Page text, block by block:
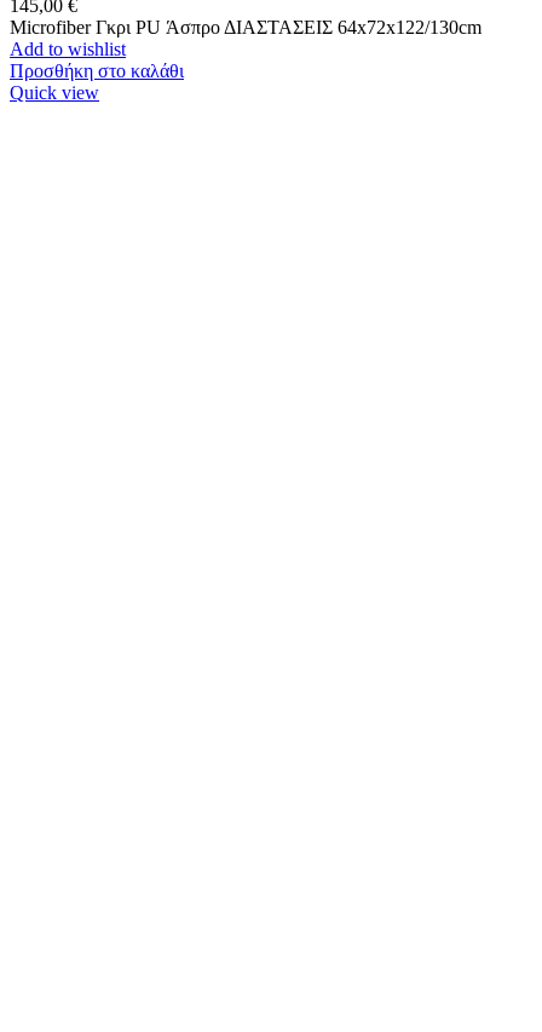
145,00 €
Microfiber Γκρι PU Άσπρο ΔΙΑΣΤΑΣΕΙΣ 64x72x122/130cm
Add to wishlist
Προσθήκη στο καλάθι
Quick view